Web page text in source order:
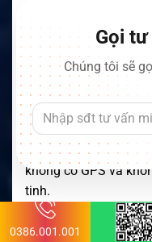
Sản phẩm đã được
khoảng 1m. Thông
năng dùng làm đèn
Đèn có truyền vị trí
Không. Đây là đèn
không có GPS và
tinh.
Mã sản phẩm của đèn
Gọi
Chúng tôi sẽ
0386.001.001